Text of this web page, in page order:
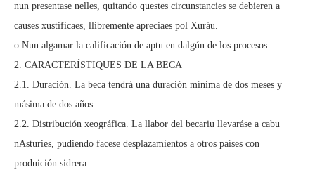
nun presentase nelles, quitando questes circunstancies se debieren a
causes xustificaes, llibremente apreciaes pol Xuráu.
o Nun algamar la calificación de aptu en dalgún de los procesos.
2. CARACTERÍSTIQUES DE LA BECA
2.1. Duración. La beca tendrá una duración mínima de dos meses y
másima de dos años.
2.2. Distribución xeográfica. La llabor del becariu llevaráse a cabu
nAsturies, pudiendo facese desplazamientos a otros países con
produición sidrera.